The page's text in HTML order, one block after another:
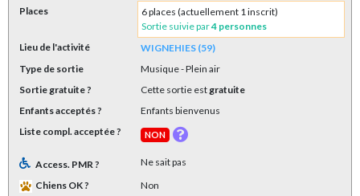
Places
6 places (actuellement 1 inscrit)
Sortie suivie par4 personnes
Lieu de l'activité
WIGNEHIES (59)
Type de sortie
Musique- Plein air
Sortie gratuite ?
Cette sortie est gratuite
Enfants acceptés ?
Enfants bienvenus
Liste compl. acceptée ?
NON
Access. PMR ?
Ne sait pas
Chiens OK ?
Non